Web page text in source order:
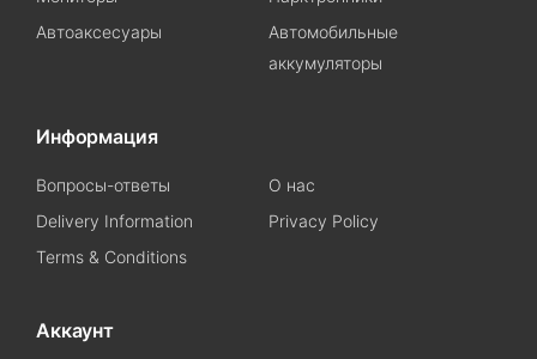
Автоаксесуары
Автомобильные
аккумуляторы
Информация
Вопросы-ответы
О нас
Delivery Information
Privacy Policy
Terms & Conditions
Аккаунт